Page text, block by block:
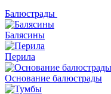
Балюстрады
Балясины
Перила
Основание балюстрады